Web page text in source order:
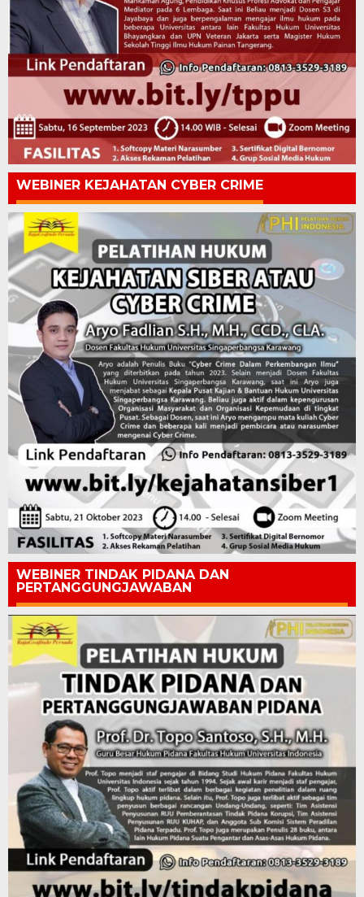
WEBINER KEJAHATAN CYBER CRIME
WEBINER TINDAK PIDANA DAN
PERTANGGUNGJAWABAN